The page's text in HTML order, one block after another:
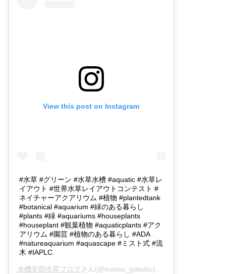
View this post on Instagram
#水草 #グリーン #水草水槽 #aquatic #水草レ
イアウト #世界水草レイアウトコンテスト #
ネイチャーアクアリウム #植物 #plantedtank
#botanical #aquarium #緑のある暮らし
#plants #緑 #aquariums #houseplants
#houseplant #観葉植物 #aquaticplants #アク
アリウム #園芸 #植物のある暮らし #ADA
#natureaquarium #aquascape #ミスト式 #流
木 #IAPLC
水槽学部水草ブログさん(@suisou_gakubu)がシェアした投稿 -